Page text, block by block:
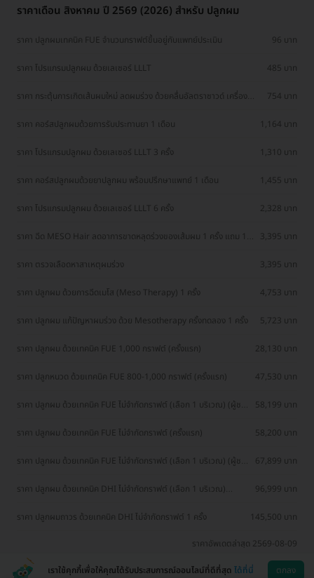
ราคาเดือน สิงหาคม ปี 2569 (2026) สำหรับ ปลูกผม
ราคา ปลูกผมเทคนิค FUE จำนวนกราฟต์ขึ้นอยู่กับแพทย์ประเมิน 96 บาท
ราคา โปรแกรมปลูกผม ด้วยเลเซอร์ LLLT 485 บาท
ราคา กระตุ้นการเกิดเส้นผมใหม่ ลดผมร่วง ด้วยคลื่นอัลตราซาวด์ เครื่อง
754 บาท
ราคา คอร์สปลูกผมด้วยการรับประทานยา 1 เดือน 1,164 บาท
ราคา โปรแกรมปลูกผม ด้วยเลเซอร์ LLLT 3 ครั้ง 1,310 บาท
ราคา คอร์สปลูกผมด้วยยาปลูกผม พร้อมปรึกษาแพทย์ 1 เดือน 1,455 บาท
ราคา โปรแกรมปลูกผม ด้วยเลเซอร์ LLLT 6 ครั้ง 2,328 บาท
ราคา ฉีด MESO Hair ลดอาการขาดหลุดร่วงของเส้มผม 1 ครั้ง แถม 1
3,395 บาท
ราคา ตรวจเลือดหาสาเหตุผมร่วง 3,395 บาท
ราคา ปลูกผม ด้วยการฉีดเมโส (Meso Therapy) 1 ครั้ง 4,753 บาท
ราคา ปลูกผม แก้ปัญหาผมร่วง ด้วย Mesotherapy ครั้งทดลอง 1 ครั้ง 5,723 บาท
ราคา ปลูกผม ด้วยเทคนิค FUE 1,000 กราฟต์ (ครั้งแรก) 28,130 บาท
ราคา ปลูกหนวด ด้วยเทคนิค FUE 800-1,000 กราฟต์ (ครั้งแรก) 47,530 บาท
ราคา ปลูกผม ด้วยเทคนิค FUE ไม่จำกัดกราฟต์ (เลือก 1 บริเวณ) (ผู้ชาย
58,199 บาท
ราคา ปลูกผม ด้วยเทคนิค FUE ไม่จำกัดกราฟต์ (ครั้งแรก) 58,200 บาท
ราคา ปลูกผม ด้วยเทคนิค FUE ไม่จำกัดกราฟต์ (เลือก 1 บริเวณ) (ผู้ชาย
67,899 บาท
ราคา ปลูกผม ด้วยเทคนิค DHI ไม่จำกัดกราฟต์ (เลือก 1 บริเวณ)
96,999 บาท
ราคา ปลูกผมถาวร ด้วยเทคนิค DHI ไม่จำกัดกราฟต์ 1 ครั้ง 145,500 บาท
ราคาอัพเดตล่าสุด 2569-08-09
เราใช้คุกกี้เพื่อให้คุณได้รับประสบการณ์ออนไลน์ที่ดีที่สุด ได้ที่นี่ ตกลง